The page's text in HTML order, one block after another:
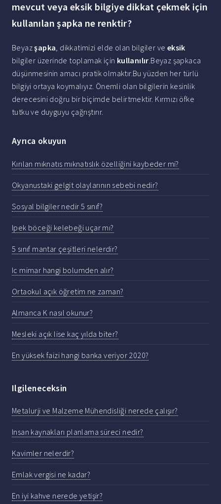
mevcut veya eksik bilgiye dikkat çekmek için
kullanılan şapka ne renktir?
Beyazşapka, dikkatimizi elde olan bilgiler ve eksik
bilgiler üzerinde toplamak için kullanılır.Beyaz şapkaca
düşünmesinin amacı pratik olmaktır.Bu yüzden her türlü
bilgiyi ortaya koymalıyız. Önemli olan bilgilerin kesinlik
derecesini doğru bir biçimde belirtmektir. Kırmızı öfke
tutku ve duyguyu çağrıştırır.
Ayrıca okuyun
Kırılan mıknatıs mıknatıslık özelliğini kaybeder mi?
Okyanustaki gelgit olaylarının sebebi nedir?
Sosyal bilgiler nedir 5 sınıf?
Ipek böceği kelebeği uçar mı?
5 sınıf mantar çeşitleri nelerdir?
Ic mimar hangi bolumden alır?
Ortaokul açık öğretim ne zaman?
Almanca K nasıl okunur?
Mesleki açık lise kaç yılda biter?
En yüksek faizi hangi banka veriyor 2020?
Ilgileneceksin
Metalurji ve Malzeme Mühendisliği nerede çalışır?
Insan kaynakları planlama süreci nedir?
Kavimler nelerdir?
Emlak vergisi ne kadar?
En iyi kahve nerede yetişir?